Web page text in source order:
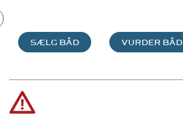
SÆLG BÅD VURDER BÅD